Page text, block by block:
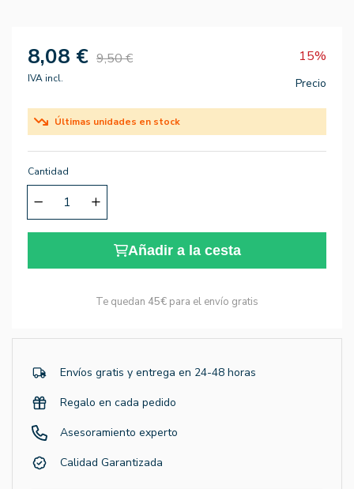
8,08 € 9,50 € 15%
IVA incl. Precio
Últimas unidades en stock
Cantidad
Añadir a la cesta
Te quedan 45€ para el envío gratis
Envíos gratis y entrega en 24-48 horas
Regalo en cada pedido
Asesoramiento experto
Calidad Garantizada